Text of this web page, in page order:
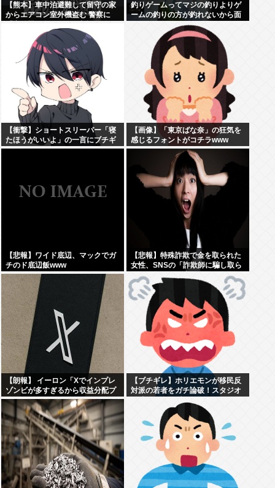
【熊本】車中泊避難して留守の家
からエアコン室外機盗む 警察に
釣りゲームってマジの釣りよりゲ
ームの釣りの方が釣れないから面
白くないんだよな
【衝撃】ショートスリーパー「寝
たほうがいいよ」の一言にブチギ
レwww(※動画あり)
【画像】「東京ばな奈」の狂気を
感じるフォントがコチラwww
【悲報】ワイド底辺、マックでガ
チのド底辺飯www
【悲報】特殊詐欺で金を取られた
女性、SNSの「詐欺師に騙し取ら
れたお金、取り戻せます」」に釣
られさらに240万円失うwww
【朗報】 イーロン「Xでインプレ
ゾンビが多すぎるから収益分配プ
ログラムやめるわ」
【ブチギレ】ホリエモンが移民反
対派の若者をガチ論破！スタジオ
が凍りついた瞬間がヤバすぎる…